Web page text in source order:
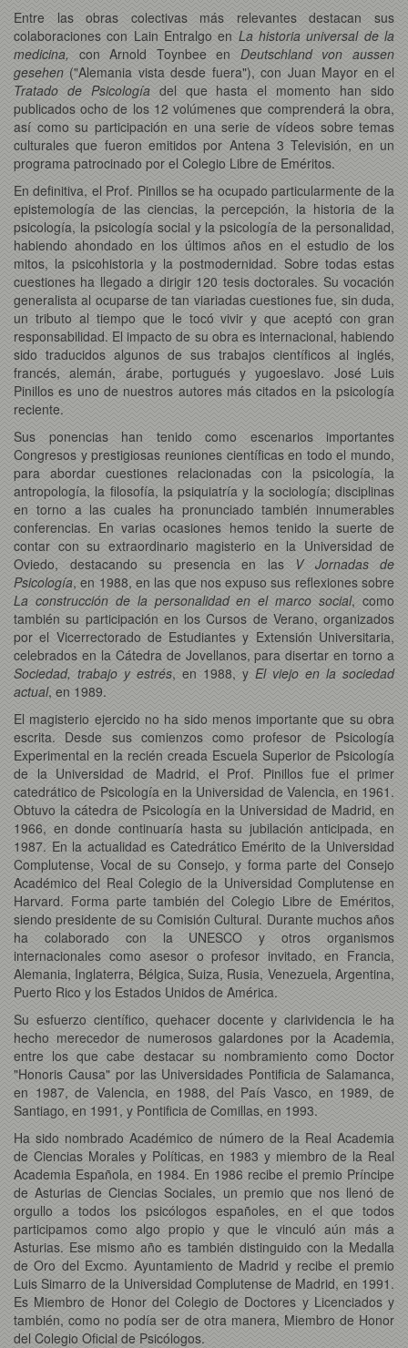
Entre las obras colectivas más relevantes destacan sus
colaboraciones con Lain Entralgo en La historia universal de la
medicina, con Arnold Toynbee en Deutschland von aussen
gesehen ("Alemania vista desde fuera"), con Juan Mayor en el
Tratado de Psicologíadel que hasta el momento han sido
publicados ocho de los 12 volúmenes que comprenderá la obra,
así como su participación en una serie de vídeos sobre temas
culturales que fueron emitidos por Antena 3 Televisión, en un
programa patrocinado por el Colegio Libre de Eméritos.
En definitiva, el Prof. Pinillos se ha ocupado particularmente de la
epistemología de las ciencias, la percepción, la historia de la
psicología, la psicología social y la psicología de la personalidad,
habiendo ahondado en los últimos años en el estudio de los
mitos, la psicohistoria y la postmodernidad. Sobre todas estas
cuestiones ha llegado a dirigir 120 tesis doctorales. Su vocación
generalista al ocuparse de tan viariadas cuestiones fue, sin duda,
un tributo al tiempo que le tocó vivir y que aceptó con gran
responsabilidad. El impacto de su obra es internacional, habiendo
sido traducidos algunos de sus trabajos científicos al inglés,
francés, alemán, árabe, portugués y yugoeslavo. José Luis
Pinillos es uno de nuestros autores más citados en la psicología
reciente.
Sus ponencias han tenido como escenarios importantes
Congresos y prestigiosas reuniones científicas en todo el mundo,
para abordar cuestiones relacionadas con la psicología, la
antropología, la filosofía, la psiquiatría y la sociología; disciplinas
en torno a las cuales ha pronunciado también innumerables
conferencias. En varias ocasiones hemos tenido la suerte de
contar con su extraordinario magisterio en la Universidad de
Oviedo, destacando su presencia en las V Jornadas de
Psicología, en 1988, en las que nos expuso sus reflexiones sobre
La construcción de la personalidad en el marco social, como
también su participación en los Cursos de Verano, organizados
por el Vicerrectorado de Estudiantes y Extensión Universitaria,
celebrados en la Cátedra de Jovellanos, para disertar en torno a
Sociedad, trabajo y estrés, en 1988, y El viejo en la sociedad
actual, en 1989.
El magisterio ejercido no ha sido menos importante que su obra
escrita. Desde sus comienzos como profesor de Psicología
Experimental en la recién creada Escuela Superior de Psicología
de la Universidad de Madrid, el Prof. Pinillos fue el primer
catedrático de Psicología en la Universidad de Valencia, en 1961.
Obtuvo la cátedra de Psicología en la Universidad de Madrid, en
1966, en donde continuaría hasta su jubilación anticipada, en
1987. En la actualidad es Catedrático Emérito de la Universidad
Complutense, Vocal de su Consejo, y forma parte del Consejo
Académico del Real Colegio de la Universidad Complutense en
Harvard. Forma parte también del Colegio Libre de Eméritos,
siendo presidente de su Comisión Cultural. Durante muchos años
ha colaborado con la UNESCO y otros organismos
internacionales como asesor o profesor invitado, en Francia,
Alemania, Inglaterra, Bélgica, Suiza, Rusia, Venezuela, Argentina,
Puerto Rico y los Estados Unidos de América.
Su esfuerzo científico, quehacer docente y clarividencia le ha
hecho merecedor de numerosos galardones por la Academia,
entre los que cabe destacar su nombramiento como Doctor
"Honoris Causa" por las Universidades Pontificia de Salamanca,
en 1987, de Valencia, en 1988, del País Vasco, en 1989, de
Santiago, en 1991, y Pontificia de Comillas, en 1993.
Ha sido nombrado Académico de número de la Real Academia
de Ciencias Morales y Políticas, en 1983 y miembro de la Real
Academia Española, en 1984. En 1986 recibe el premio Príncipe
de Asturias de Ciencias Sociales, un premio que nos llenó de
orgullo a todos los psicólogos españoles, en el que todos
participamos como algo propio y que le vinculó aún más a
Asturias. Ese mismo año es también distinguido con la Medalla
de Oro del Excmo. Ayuntamiento de Madrid y recibe el premio
Luis Simarro de la Universidad Complutense de Madrid, en 1991.
Es Miembro de Honor del Colegio de Doctores y Licenciados y
también, como no podía ser de otra manera, Miembro de Honor
del Colegio Oficial de Psicólogos.